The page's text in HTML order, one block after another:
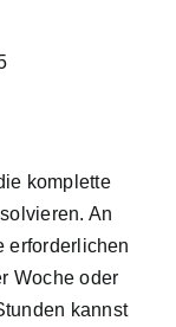
komplette
An
erforderlichen
Woche oder
kannst